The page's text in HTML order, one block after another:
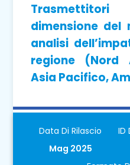
dimensione
analisi
regione (Nord
Asia Pacifico,
Data Di Rilascio
Mag 2025
ID